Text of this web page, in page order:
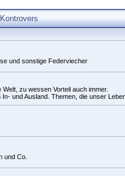
und sonstige Federviecher
zu wessen Vorteil auch immer.
und Ausland. Themen, die unser
und Co.